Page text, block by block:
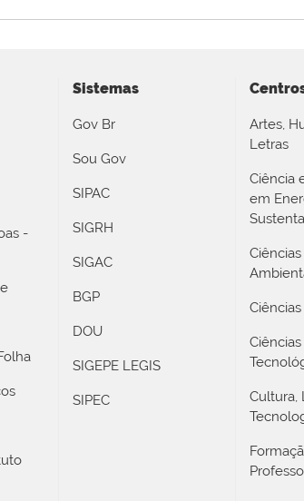
-
Sistemas
Gov Br
Sou Gov
SIPAC
SIGRH
SIGAC
BGP
DOU
SIGEPE LEGIS
SIPEC
Artes,
Letras
Ciência
em
Cultura,